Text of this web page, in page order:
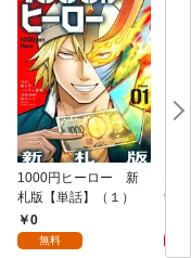
1000円ヒーロー 新
札版【単話】（１）
0
無料
9.5